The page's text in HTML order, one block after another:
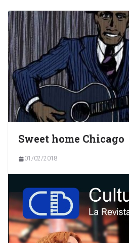
Sweet home Chicago
01/02/2018